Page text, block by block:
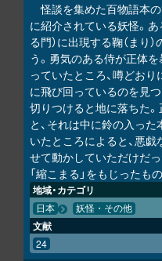
怪談を集めた百物語本の
に紹介されている妖怪。
る門）に出現する鞠（まり
う。勇気のある侍が正体
っていたところ、噂どお
に飛び回っているのを見
切りつけると地に落ちた
と、それは中に鈴の入っ
いたところによると、悪
せて動かしていただけだっ
「縮こまる」をもじったもの
地域・カテゴリ
日本 妖怪・その他
文献
24